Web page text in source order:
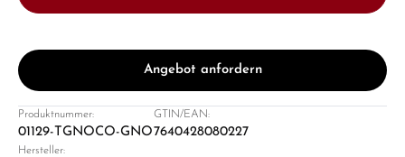
Angebot anfordern
Produktnummer:
01129-TGNOCO-GNO
GTIN/EAN:
7640428080227
Hersteller: